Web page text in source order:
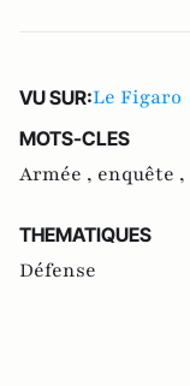
VU SUR:Le Figaro
MOTS-CLES
Armée , enquête ,
THEMATIQUES
Défense